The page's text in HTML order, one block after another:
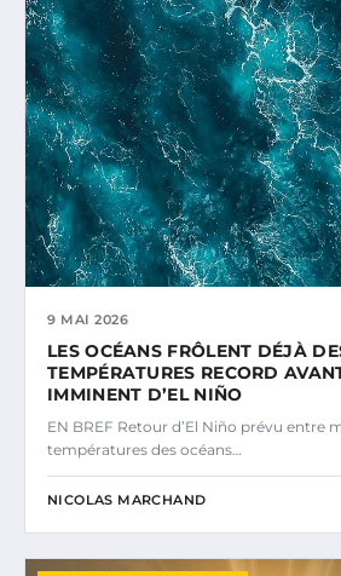
9 MAI 2026
LES OCÉANS FRÔLENT DÉJÀ
TEMPÉRATURES RECORD
IMMINENT D’EL NIÑO
EN BREF Retour d’El Niño prévu entre
températures des océans…
NICOLAS MARCHAND